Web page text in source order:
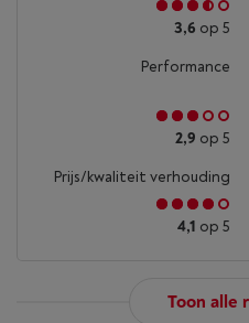
3,6 op 5
Performance
2,9 op 5
Prijs/kwaliteit verhouding
4,1 op 5
Toon alle